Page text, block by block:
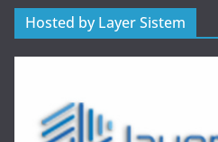
Hosted by Layer Sistem